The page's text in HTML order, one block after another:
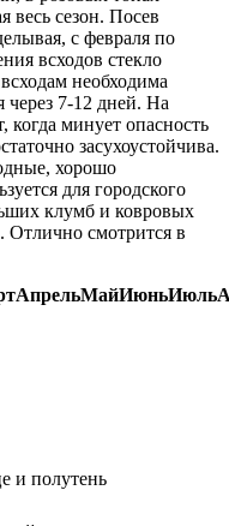
весь сезон. Посев
с февраля по
всходов стекло
необходима
через 7-12 дней. На
минует опасность
засухоустойчива.
хорошо
для городского
клумб и ковровых
Отлично смотрится в
АпрельМайИюньИюль
и полутень